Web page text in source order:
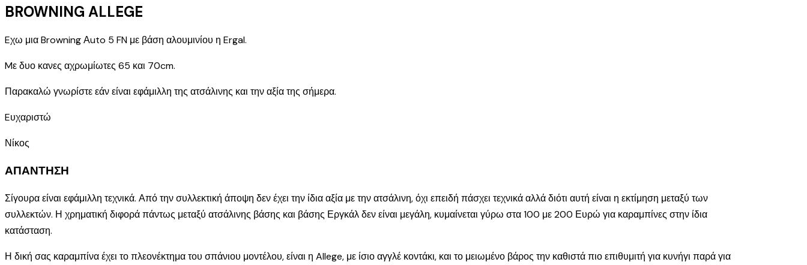
BROWNING ALLEGE
Eχω μια Browning Αuto 5 FN με βάση αλουμινίου η Ergal.
Mε δυο κανες αχρωμίωτες 65 και 70cm.
Παρακαλώ γνωρίστε εάν είναι εφάμιλλη της ατσάλινης και την αξία της σήμερα.
Eυχαριστώ
Νίκος
ΑΠΑΝΤΗΣΗ
Σίγουρα είναι εφάμιλλη τεχνικά. Από την συλλεκτική άποψη δεν έχει την ίδια αξία με την ατσάλινη, όχι επειδή πάσχει τεχνικά αλλά διότι αυτή είναι η εκτίμηση μεταξύ των
συλλεκτών. Η χρηματική διφορά πάντως μεταξύ ατσάλινης βάσης και βάσης Εργκάλ δεν είναι μεγάλη, κυμαίνεται γύρω στα 100 με 200 Ευρώ για καραμπίνες στην ίδια
κατάσταση.
Η δική σας καραμπίνα έχει το πλεονέκτημα του σπάνιου μοντέλου, είναι η Allege, με ίσιο αγγλέ κοντάκι, και το μειωμένο βάρος την καθιστά πιο επιθυμιτή για κυνήγι παρά για